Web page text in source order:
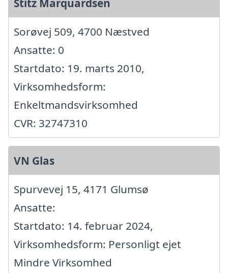
Stitz Marquardsen
Sorøvej 509, 4700 Næstved
Ansatte: 0
Startdato: 19. marts 2010,
Virksomhedsform:
Enkeltmandsvirksomhed
CVR: 32747310
VN Glas
Spurvevej 15, 4171 Glumsø
Ansatte:
Startdato: 14. februar 2024,
Virksomhedsform: Personligt ejet
Mindre Virksomhed